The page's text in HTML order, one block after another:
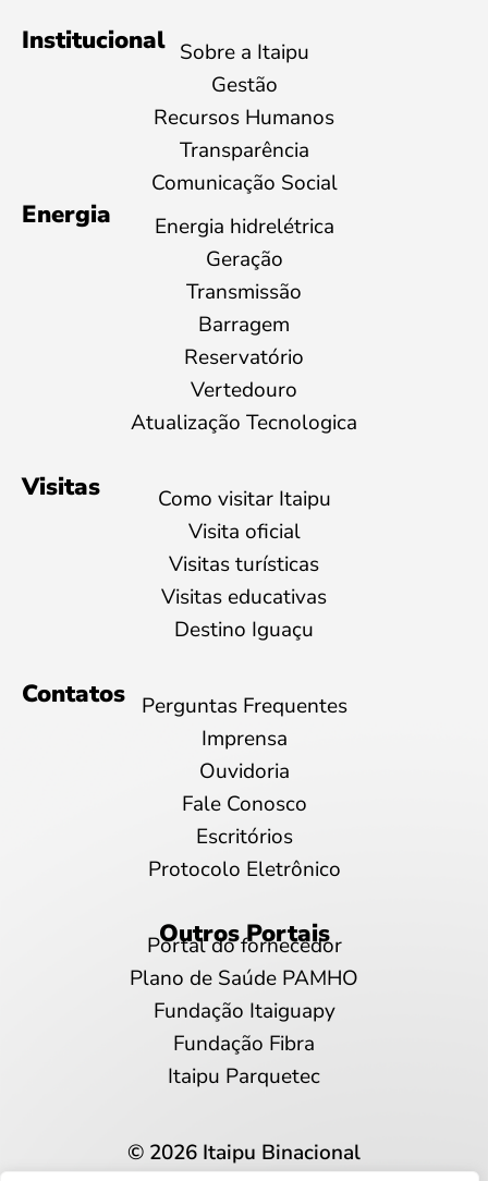
Institucional Sobre a Itaipu
Gestão
Recursos Humanos
Transparência
Comunicação Social
Energia
Energia hidrelétrica
Geração
Transmissão
Barragem
Reservatório
Vertedouro
Atualização Tecnologica
Visitas
Como visitar Itaipu
Visita oficial
Visitas turísticas
Visitas educativas
Destino Iguaçu
Contatos
Perguntas Frequentes
Imprensa
Ouvidoria
Fale Conosco
Escritórios
Protocolo Eletrônico
Outros Portais
Portal do fornecedor
Plano de Saúde PAMHO
Fundação Itaiguapy
Fundação Fibra
Itaipu Parquetec
© 2026 Itaipu Binacional